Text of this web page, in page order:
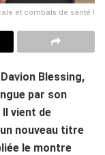
et combats de santé !
Blessing,
par son
vient de
nouveau titre
le montre